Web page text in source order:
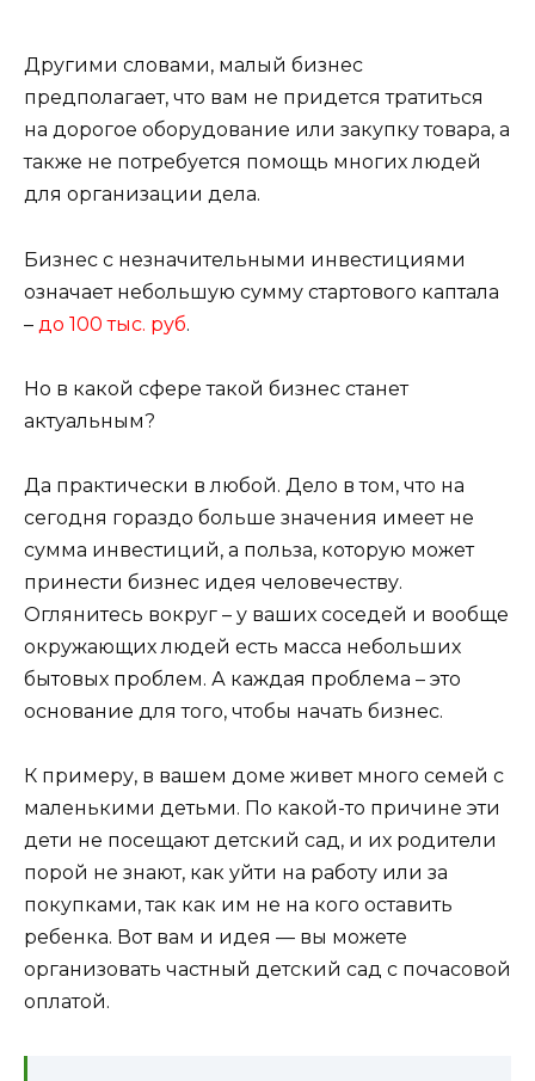
Другими словами, малый бизнес
предполагает, что вам не придется тратиться
на дорогое оборудование или закупку товара, а
также не потребуется помощь многих людей
для организации дела.
Бизнес с незначительными инвестициями
означает небольшую сумму стартового каптала
– до 100 тыс. руб.
Но в какой сфере такой бизнес станет
актуальным?
Да практически в любой. Дело в том, что на
сегодня гораздо больше значения имеет не
сумма инвестиций, а польза, которую может
принести бизнес идея человечеству.
Оглянитесь вокруг – у ваших соседей и вообще
окружающих людей есть масса небольших
бытовых проблем. А каждая проблема – это
основание для того, чтобы начать бизнес.
К примеру, в вашем доме живет много семей с
маленькими детьми. По какой-то причине эти
дети не посещают детский сад, и их родители
порой не знают, как уйти на работу или за
покупками, так как им не на кого оставить
ребенка. Вот вам и идея — вы можете
организовать частный детский сад с почасовой
оплатой.